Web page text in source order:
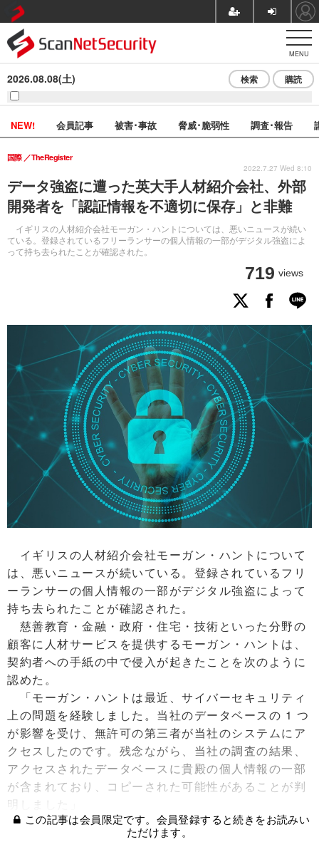
MENU
2026.08.08(土) 検索 購読
NEW! 会員記事 被害･事故 脅威･脆弱性 調査･報告
データ強盗に遭った英大手人材紹介会社、外部
開発者を「認証情報を不適切に保存」と非難
イギリスの人材紹介会社モーガン・ハントについては、悪いニュースが続い
ている。登録されているフリーランサーの個人情報の一部がデジタル強盗によ
って持ち去られたことが確認された。
国際 TheRegister
719 views
2022.7.27 Wed 8:10
イギリスの人材紹介会社モーガン・ハントについて
は、悪いニュースが続いている。登録されているフリ
ーランサーの個人情報の一部がデジタル強盗によって
持ち去られたことが確認された。
慈善教育・金融・政府・住宅・技術といった分野の
顧客に人材サービスを提供するモーガン・ハントは、
契約者への手紙の中で侵入が起きたことを次のように
認めた。
「モーガン・ハントは最近、サイバーセキュリティ
上の問題を経験しました。当社のデータベースの 1 つ
が影響を受け、無許可の第三者が当社のシステムにア
クセスしたのです。残念ながら、当社の調査の結果、
アクセスされたデータベースに貴殿の個人情報の一部
が含まれており、コピーされた可能性があることが判
明しました」
この記事は会員限定です。会員登録すると続きをお読みい
ただけます。